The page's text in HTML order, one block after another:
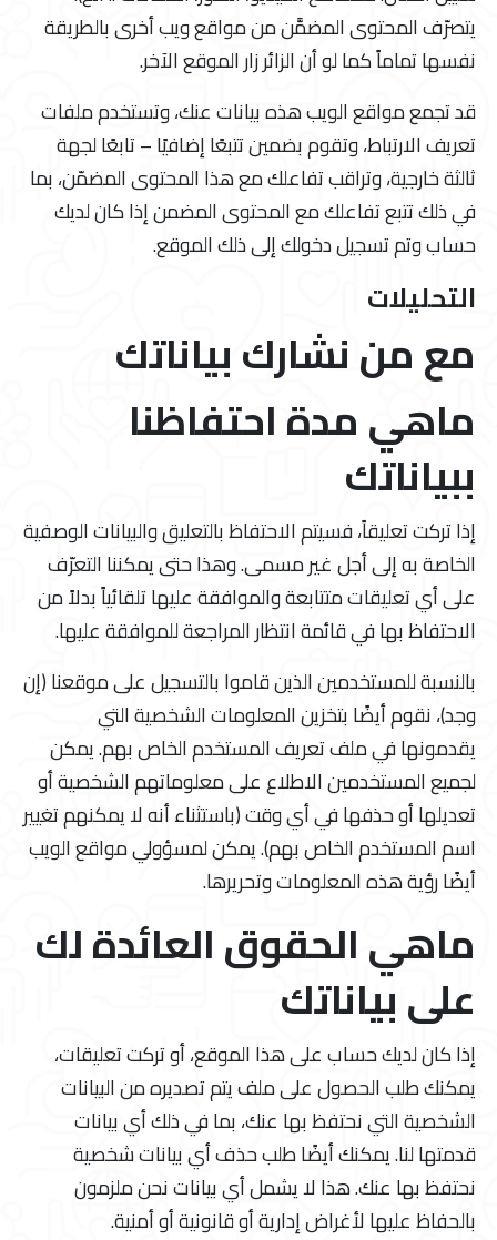
يتصرّف المحتوى المضمَّن من مواقع ويب أخرى بالطريقة
نفسها تماماً كما لو أن الزائر زار الموقع الآخر.
قد تجمع مواقع الويب هذه بيانات عنك، وتستخدم ملفات
تعريف الارتباط، وتقوم بضمين تتبعًا إضافيًا – تابعًا لجهة
ثالثة خارجية، وتراقب تفاعلك مع هذا المحتوى المضمّن، بما
في ذلك تتبع تفاعلك مع المحتوى المضمن إذا كان لديك
حساب وتم تسجيل دخولك إلى ذلك الموقع.
التحليلات
مع من نشارك بياناتك
ماهي مدة احتفاظنا
ببياناتك
إذا تركت تعليقاً، فسيتم الاحتفاظ بالتعليق والبيانات الوصفية
الخاصة به إلى أجل غير مسمى. وهذا حتى يمكننا التعرّف
على أي تعليقات متتابعة والموافقة عليها تلقائياً بدلاً من
الاحتفاظ بها في قائمة انتظار المراجعة للموافقة عليها.
بالنسبة للمستخدمين الذين قاموا بالتسجيل على موقعنا (إن
وجد)، نقوم أيضًا بتخزين المعلومات الشخصية التي
يقدمونها في ملف تعريف المستخدم الخاص بهم. يمكن
لجميع المستخدمين الاطلاع على معلوماتهم الشخصية أو
تعديلها أو حذفها في أي وقت (باستثناء أنه لا يمكنهم تغيير
اسم المستخدم الخاص بهم). يمكن لمسؤولي مواقع الويب
أيضًا رؤية هذه المعلومات وتحريرها.
ماهي الحقوق العائدة لك
على بياناتك
إذا كان لديك حساب على هذا الموقع، أو تركت تعليقات،
يمكنك طلب الحصول على ملف يتم تصديره من البيانات
الشخصية التي نحتفظ بها عنك، بما في ذلك أي بيانات
قدمتها لنا. يمكنك أيضًا طلب حذف أي بيانات شخصية
نحتفظ بها عنك. هذا لا يشمل أي بيانات نحن ملزمون
بالحفاظ عليها لأغراض إدارية أو قانونية أو أمنية.